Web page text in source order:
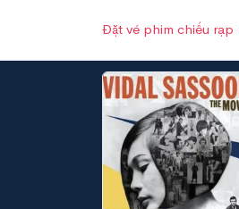
Đặt vé phim chiếu rạp